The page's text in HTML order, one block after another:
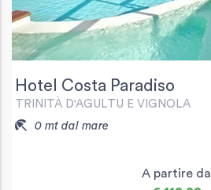
Hotel Costa Paradiso
TRINITÀ D'AGULTU E VIGNOLA
0 mt dal mare
A partire da